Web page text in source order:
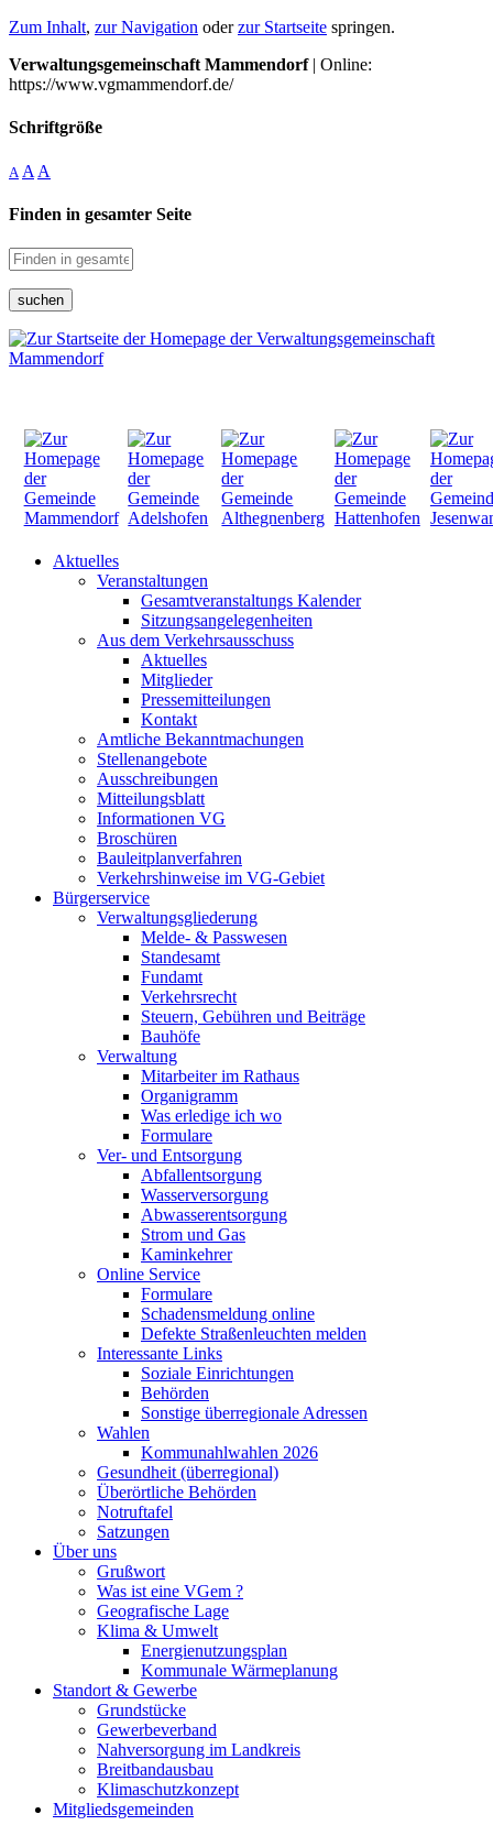
Zum Inhalt, zur Navigation oderzur Startseite springen.
Verwaltungsgemeinschaft Mammendorf| Online:
https://www.vgmammendorf.de/
Schriftgröße
A A A
Finden in gesamter Seite
suchen
Aktuelles
Veranstaltungen
Gesamtveranstaltungs Kalender
Sitzungsangelegenheiten
Aus dem Verkehrsausschuss
Aktuelles
Mitglieder
Pressemitteilungen
Kontakt
Amtliche Bekanntmachungen
Stellenangebote
Ausschreibungen
Mitteilungsblatt
Informationen VG
Broschüren
Bauleitplanverfahren
Verkehrshinweise im VG-Gebiet
Bürgerservice
Verwaltungsgliederung
Melde- & Passwesen
Standesamt
Fundamt
Verkehrsrecht
Steuern, Gebühren und Beiträge
Bauhöfe
Verwaltung
Mitarbeiter im Rathaus
Organigramm
Was erledige ich wo
Formulare
Ver- und Entsorgung
Abfallentsorgung
Wasserversorgung
Abwasserentsorgung
Strom und Gas
Kaminkehrer
Online Service
Formulare
Schadensmeldung online
Defekte Straßenleuchten melden
Interessante Links
Soziale Einrichtungen
Behörden
Sonstige überregionale Adressen
Wahlen
Kommunahlwahlen 2026
Gesundheit (überregional)
Überörtliche Behörden
Notruftafel
Satzungen
Über uns
Grußwort
Was ist eine VGem ?
Geografische Lage
Klima & Umwelt
Energienutzungsplan
Kommunale Wärmeplanung
Standort & Gewerbe
Grundstücke
Gewerbeverband
Nahversorgung im Landkreis
Breitbandausbau
Klimaschutzkonzept
Mitgliedsgemeinden